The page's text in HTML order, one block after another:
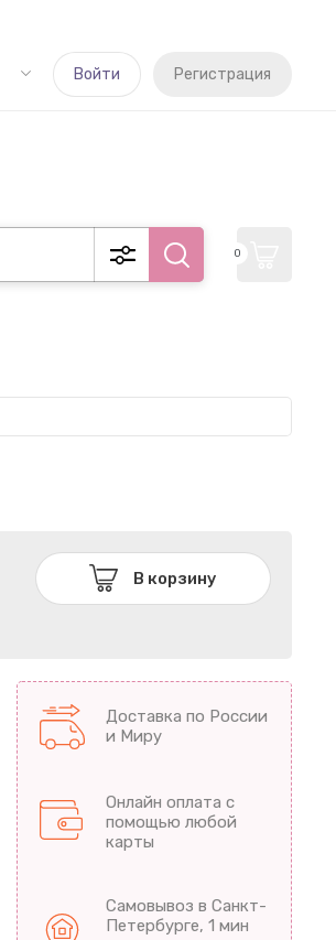
Войти Регистрация
0
В корзину
Доставка по России
и Миру
Онлайн оплата с
помощью любой
карты
Самовывоз в Санкт-
Петербурге, 1 мин